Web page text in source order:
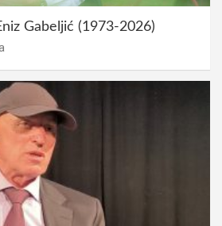
Gabeljić (1973-2026)